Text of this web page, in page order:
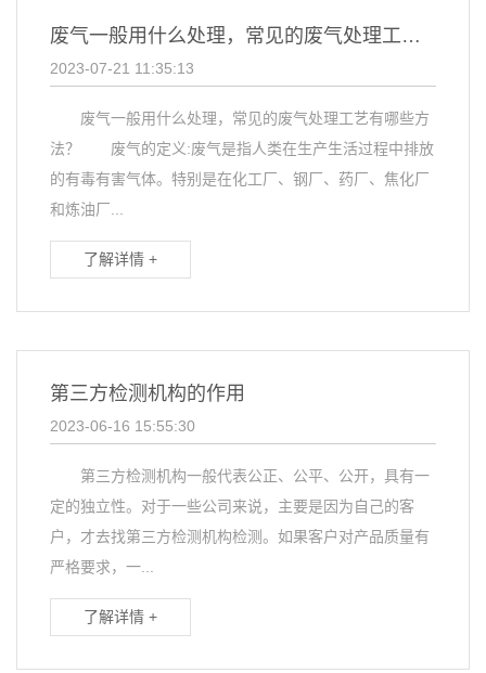
废气一般用什么处理，常见的废气处理工艺有哪些方法？
2023-07-21 11:35:13
废气一般用什么处理，常见的废气处理工艺有哪些方
法？ 废气的定义:废气是指人类在生产生活过程中排放
的有毒有害气体。特别是在化工厂、钢厂、药厂、焦化厂
和炼油厂...
了解详情 +
第三方检测机构的作用
2023-06-16 15:55:30
第三方检测机构一般代表公正、公平、公开，具有一
定的独立性。对于一些公司来说，主要是因为自己的客
户，才去找第三方检测机构检测。如果客户对产品质量有
严格要求，一...
了解详情 +